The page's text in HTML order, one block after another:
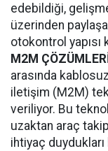
edebildiği,
üzerinden
otokontrol yapısı
M2M
arasında
iletişim (M2M)
veriliyor. Bu
uzaktan araç
ihtiyaç